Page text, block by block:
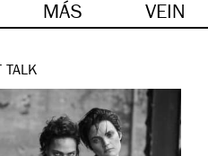
MÁS VEIN
TALK